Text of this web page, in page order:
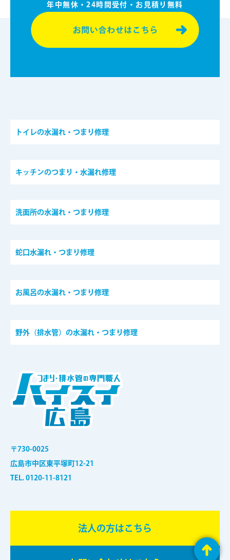
年中無休・24時間受付・お⾒積り無料
トイレの水漏れ・つまり修理
キッチンのつまり・水漏れ修理
洗面所の水漏れ・つまり修理
蛇口水漏れ・つまり修理
お風呂の水漏れ・つまり修理
野外（排水管）の水漏れ・つまり修理
〒730-0025
広島市中区東平塚町12-21
TEL. 0120-11-8121
法⼈の⽅はこちら